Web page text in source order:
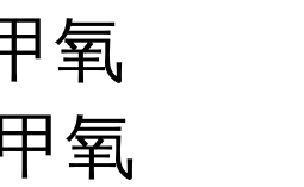
氧
氧